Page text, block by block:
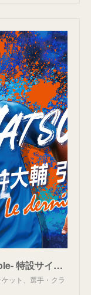
松井大輔引退試合 -Le dernier dribble- 特設サイト | 横浜FCオフィシャルウェブサイト
ット、選手・クラ